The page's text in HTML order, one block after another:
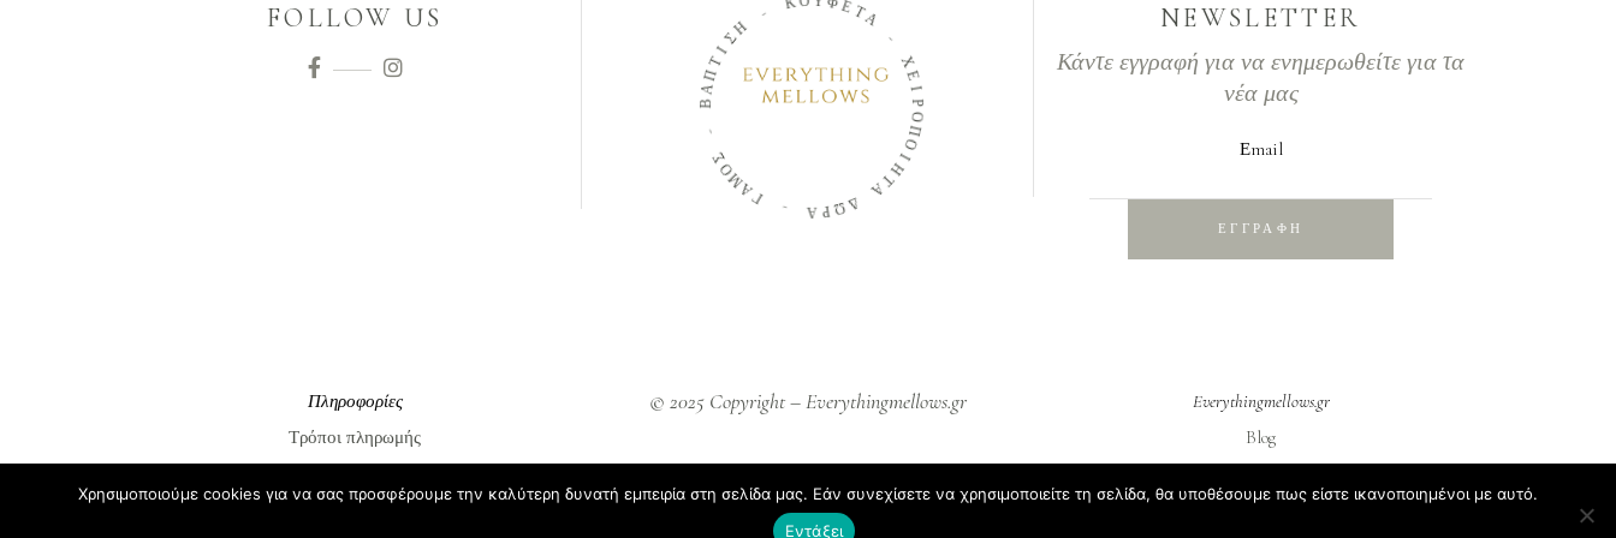
FOLLOW US
Γ
Α
Μ
Ο
Β
Α
Π
Τ
Ι
Σ Η
- ΥΦΕΤ Α
-
Χ
Ρ
Ο
Π
Ο
Ι
Η
Τ
Α
Δ
Ω
Ρ
Α
-
NEWSLETTER
Κάντε εγγραφή για να ενημερωθείτε για τα
νέα μας
Εmail
ΕΓΓΡΑΦΗ
Πληροφορίες
Τρόποι πληρωμής
Επιστροφές / Αλλαγές προϊόντων
© 2025 Copyright – Everythingmellows.gr
Everythingmellows.gr
Blog
Συχνές ερωτήσεις
Χρησιμοποιούμε cookies για να σας προσφέρουμε την καλύτερη δυνατή εμπειρία στη σελίδα μας. Εάν συνεχίσετε να χρησιμοποιείτε τη σελίδα, θα υποθέσουμε πως είστε ικανοποιημένοι με αυτό.
Εντάξει